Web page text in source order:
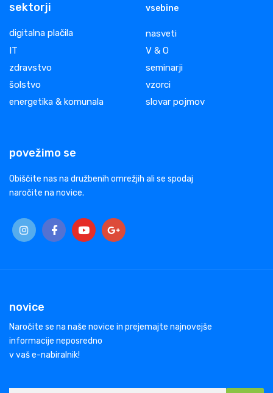
sektorji
digitalna plačila
IT
zdravstvo
šolstvo
energetika & komunala
vsebine
nasveti
V & O
seminarji
vzorci
slovar pojmov
povežimo se
Obiščite nas na družbenih omrežjih ali se spodaj
naročite na novice.
novice
Naročite se na naše novice in prejemajte najnovejše
informacije neposredno
v vaš e-nabiralnik!